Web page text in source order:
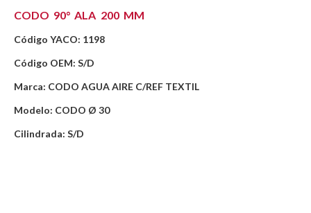
CODO 90° ALA 200 MM
Código YACO: 1198
Código OEM: S/D
Marca: CODO AGUA AIRE C/REF TEXTIL
Modelo: CODO Ø 30
Cilindrada: S/D